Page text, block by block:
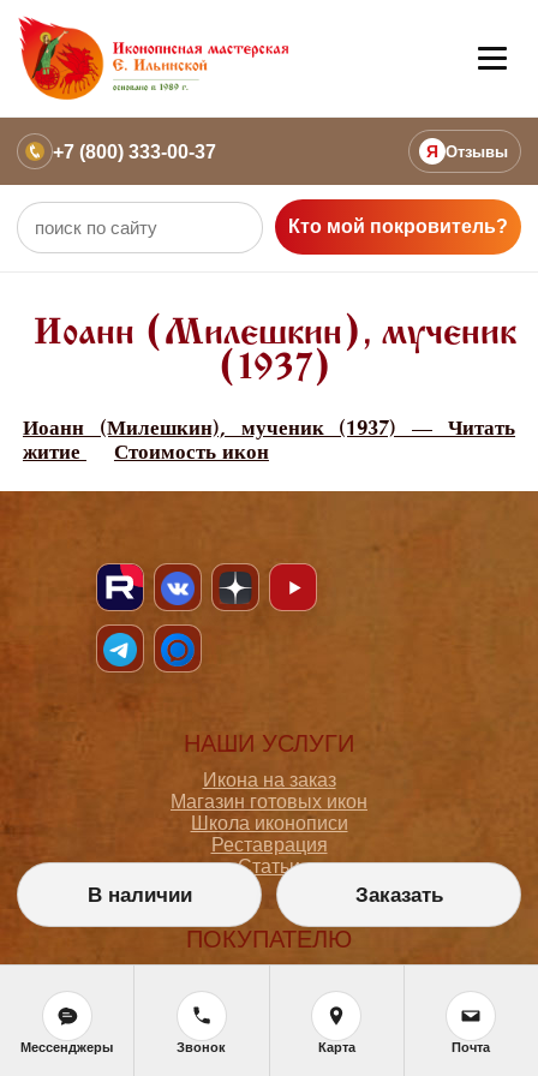
+7 (800) 333-00-37 Я Отзывы
Кто мой покровитель?
Иоанн (Милешкин), мученик
(1937)
Иоанн (Милешкин), мученик (1937) — Читать
житие
Стоимость икон
НАШИ УСЛУГИ
Икона на заказ
Магазин готовых икон
Школа иконописи
Реставрация
Статьи
ПОКУПАТЕЛЮ
Как сделать заказ
Доставка и оплата
Политика конфиденциальности
В наличии Заказать
Мессенджеры Звонок Карта Почта